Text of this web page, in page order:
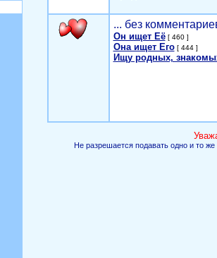
... без
Он ищет Её[ 460 ]
Она ищет Его[ 444 ]
Ищу родных,
Не разрешается подавать одно и то